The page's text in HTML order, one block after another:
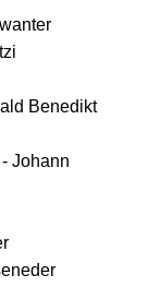
Benedikt
- Johann